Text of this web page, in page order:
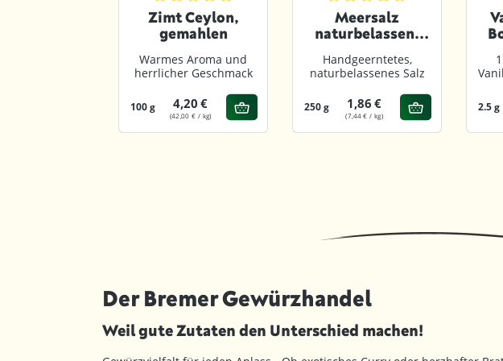
Durchschnittliche Bewertung von 4.9 von 5 Sternen
Zimt Ceylon,
gemahlen
Warmes Aroma und
herrlicher Geschmack
100 g 4,20 €
(42,00 € / kg)
Durchschnittliche Bewertung
Meersalz
naturbelassen,
Handgeerntetes,
naturbelassenes Salz
250 g 1,86 €
(7,44 € / kg)
2.5 g
Der Bremer Gewürzhandel
Weil gute Zutaten den Unterschied machen!